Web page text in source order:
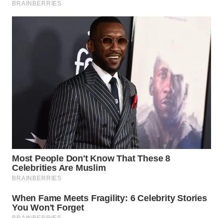
MAJALENGKA
SUBANG
WN
SUKABUMI
WN
PURWAKARTA